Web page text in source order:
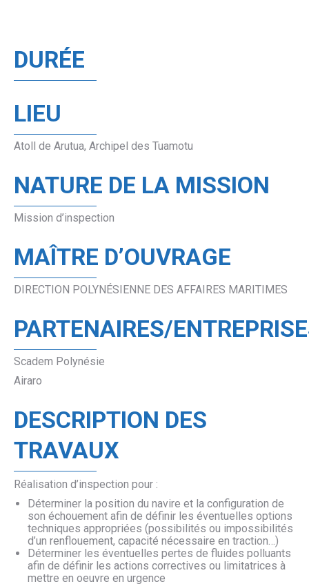
DURÉE
LIEU
Atoll de Arutua, Archipel des Tuamotu
NATURE DE LA MISSION
Mission d’inspection
MAÎTRE D’OUVRAGE
DIRECTION POLYNÉSIENNE DES AFFAIRES MARITIMES
PARTENAIRES/
Scadem Polynésie
Airaro
DESCRIPTION DES
TRAVAUX
Réalisation d’inspection pour :
Déterminer la position du navire et la configuration de
son échouement afin de définir les éventuelles options
techniques appropriées (possibilités ou impossibilités
d’un renflouement, capacité nécessaire en traction…)
Déterminer les éventuelles pertes de fluides polluants
afin de définir les actions correctives ou limitatrices à
mettre en oeuvre en urgence